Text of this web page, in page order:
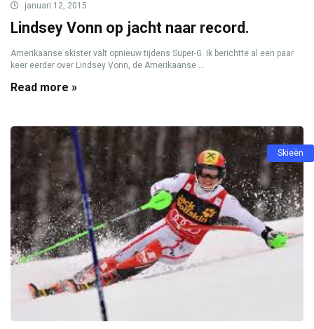
januari 12, 2015
Lindsey Vonn op jacht naar record.
Amerikaanse skister valt opnieuw tijdens Super-G. Ik berichtte al een paar
keer eerder over Lindsey Vonn, de Amerikaanse ...
Read more »
Skieën